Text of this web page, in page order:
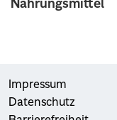
Nahrungsmittel
Impressum
Datenschutz